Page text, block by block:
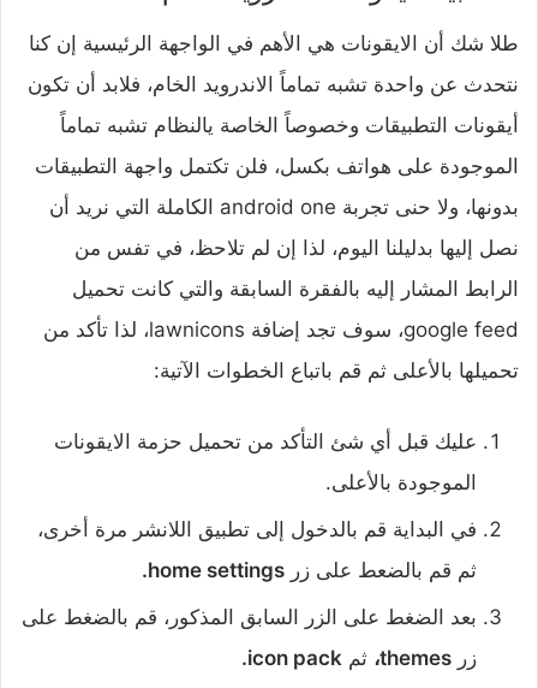
طلا شك أن الايقونات هي الأهم في الواجهة الرئيسية إن كنا
نتحدث عن واحدة تشبه تماماً الاندرويد الخام، فلابد أن تكون
أيقونات التطبيقات وخصوصاً الخاصة يالنظام تشبه تماماً
الموجودة على هواتف بكسل، فلن تكتمل واجهة التطبيقات
بدونها، ولا حنى تجربة android one الكاملة التي نريد أن
نصل إليها بدليلنا اليوم، لذا إن لم تلاحظ، في تفس من
الرابط المشار إليه بالفقرة السابقة والتي كانت تحميل
google feed، سوف تجد إضافة lawnicons، لذا تأكد من
تحميلها بالأعلى ثم قم باتباع الخطوات الآتية:
‌عليك قبل أي شئ التأكد من تحميل حزمة الايقونات
الموجودة بالأعلى.
‌في البداية قم بالدخول إلى تطبيق اللانشر مرة أخرى،
ثم قم بالضعط على زر home settings.
‌بعد الضغط على الزر السابق المذكور، قم بالضغط على
زر themes، ثم icon pack.